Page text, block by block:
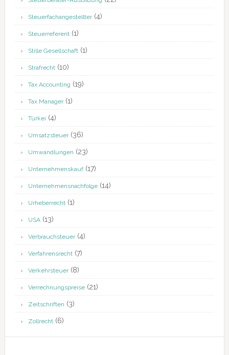
Steuerfachangestellter(4)
Steuerreferent(1)
Stille Gesellschaft(1)
Strafrecht(10)
Tax Accounting (19)
Tax Manager(1)
Türkei (4)
Umsatzsteuer(36)
Umwandlungen (23)
Unternehmenskauf(17)
Unternehmensnachfolge(14)
Urheberrecht(1)
USA(13)
Verbrauchsteuer(4)
Verfahrensrecht(7)
Verkehrsteuer(8)
Verrechnungspreise(21)
Zeitschriften (3)
Zollrecht(6)